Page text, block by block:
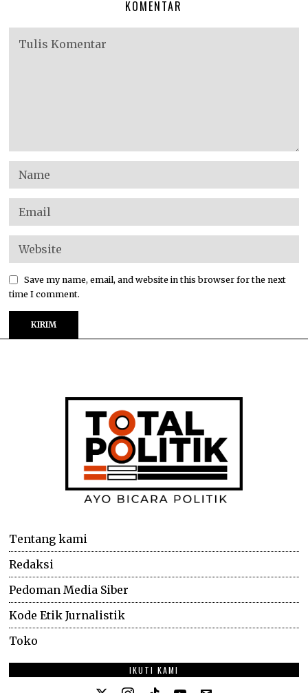
KOMENTAR
Save my name, email, and website in this browser for the next
time I comment.
Tentang kami
Redaksi
Pedoman Media Siber
Kode Etik Jurnalistik
Toko
IKUTI KAMI